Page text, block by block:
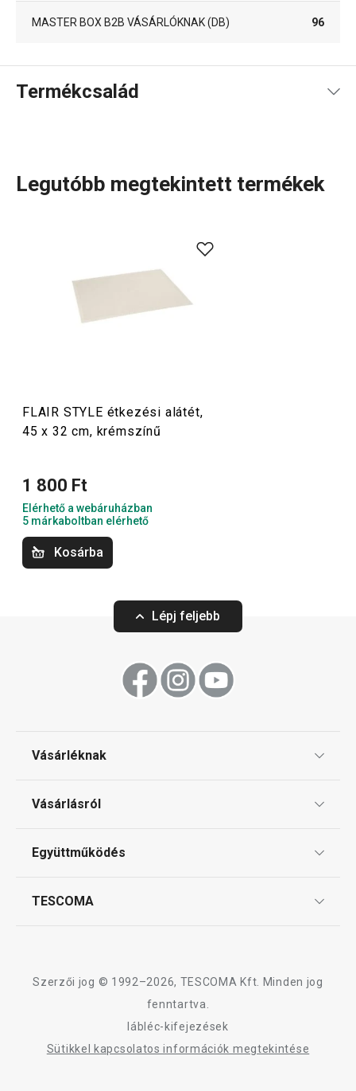
MASTER BOX B2B VÁSÁRLÓKNAK (DB) 96
Termékcsalád
Tálalás
FLAIR STYLE étkezési alátét,
45 x 32 cm, banánsárga
Elérhető a webáruházban
11 márkaboltban elérhető
A FLAIR STYLE termékcsalád összes terméke
Legutóbb megtekintett termékek
FLAIR STYLE étkezési alátét,
45 x 32 cm, krémszínű
1 800 Ft
Elérhető a webáruházban
5 márkaboltban elérhető
Kosárba
Lépj feljebb
Vásárléknak
Gyakori kérdések
Vásárlásról
Reklamáció és termékvisszaküldés
Együttműködés
TESCOMA
Szerzői jog © 1992–2026, TESCOMA Kft. Minden jog
fenntartva.
lábléc-kifejezések
Sütikkel kapcsolatos információk megtekintése